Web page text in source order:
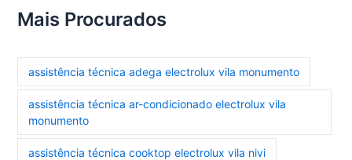
Mais Procurados
assistência técnica adega electrolux vila monumento
assistência técnica ar-condicionado electrolux vila
monumento
assistência técnica cooktop electrolux vila nivi